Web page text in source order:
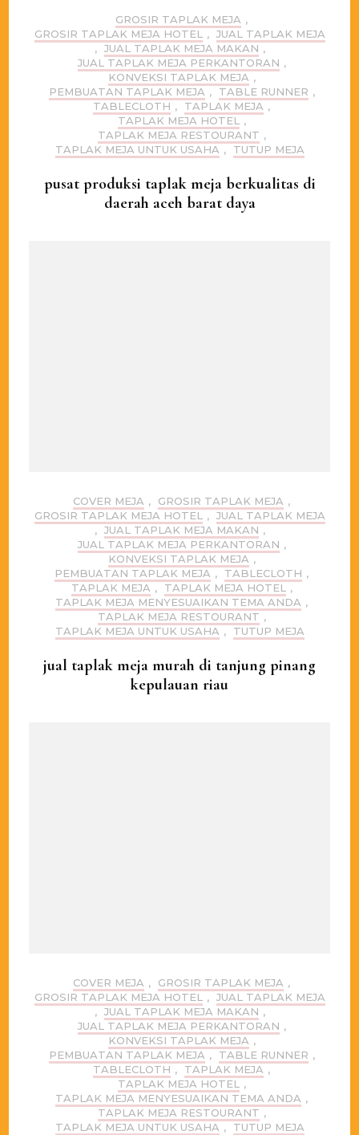
GROSIR TAPLAK MEJA ,
GROSIR TAPLAK MEJA HOTEL
, JUAL TAPLAK MEJA
, JUAL TAPLAK MEJA MAKAN ,
JUAL TAPLAK MEJA PERKANTORAN ,
KONVEKSI TAPLAK MEJA ,
PEMBUATAN TAPLAK MEJA , TABLE RUNNER ,
TABLECLOTH , TAPLAK MEJA ,
TAPLAK MEJA HOTEL
,
TAPLAK MEJA RESTOURANT ,
TAPLAK MEJA UNTUK USAHA , TUTUP MEJA
pusat produksi taplak meja berkualitas di
daerah aceh barat daya
COVER MEJA , GROSIR TAPLAK MEJA ,
GROSIR TAPLAK MEJA HOTEL
, JUAL TAPLAK MEJA
, JUAL TAPLAK MEJA MAKAN ,
JUAL TAPLAK MEJA PERKANTORAN ,
KONVEKSI TAPLAK MEJA ,
PEMBUATAN TAPLAK MEJA , TABLECLOTH ,
TAPLAK MEJA , TAPLAK MEJA HOTEL
,
TAPLAK MEJA MENYESUAIKAN TEMA ANDA ,
TAPLAK MEJA RESTOURANT ,
TAPLAK MEJA UNTUK USAHA , TUTUP MEJA
jual taplak meja murah di tanjung pinang
kepulauan riau
COVER MEJA , GROSIR TAPLAK MEJA ,
GROSIR TAPLAK MEJA HOTEL , JUAL TAPLAK MEJA
, JUAL TAPLAK MEJA MAKAN ,
JUAL TAPLAK MEJA PERKANTORAN ,
KONVEKSI TAPLAK MEJA ,
PEMBUATAN TAPLAK MEJA , TABLE RUNNER ,
TABLECLOTH , TAPLAK MEJA ,
TAPLAK MEJA HOTEL ,
TAPLAK MEJA MENYESUAIKAN TEMA ANDA ,
TAPLAK MEJA RESTOURANT ,
TAPLAK MEJA UNTUK USAHA , TUTUP MEJA